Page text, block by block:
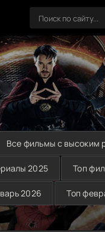
Все фильмы с высоким
2025 Топ
2026 Топ